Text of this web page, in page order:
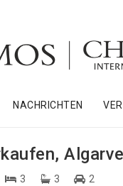
NACHRICHTEN
3 3 2